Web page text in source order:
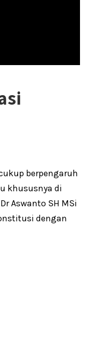
berpengaruh
khususnya di
Aswanto SH MSi
dengan